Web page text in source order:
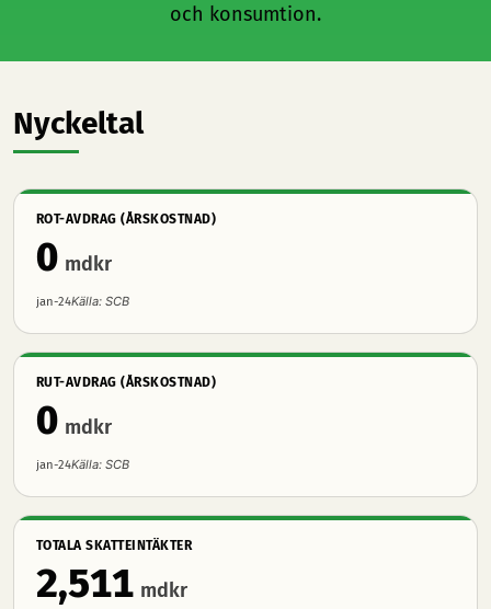
och konsumtion.
Nyckeltal
ROT-AVDRAG (ÅRSKOSTNAD)
0 mdkr
jan-24Källa: SCB
RUT-AVDRAG (ÅRSKOSTNAD)
0 mdkr
jan-24Källa: SCB
TOTALA SKATTEINTÄKTER
2,511 mdkr